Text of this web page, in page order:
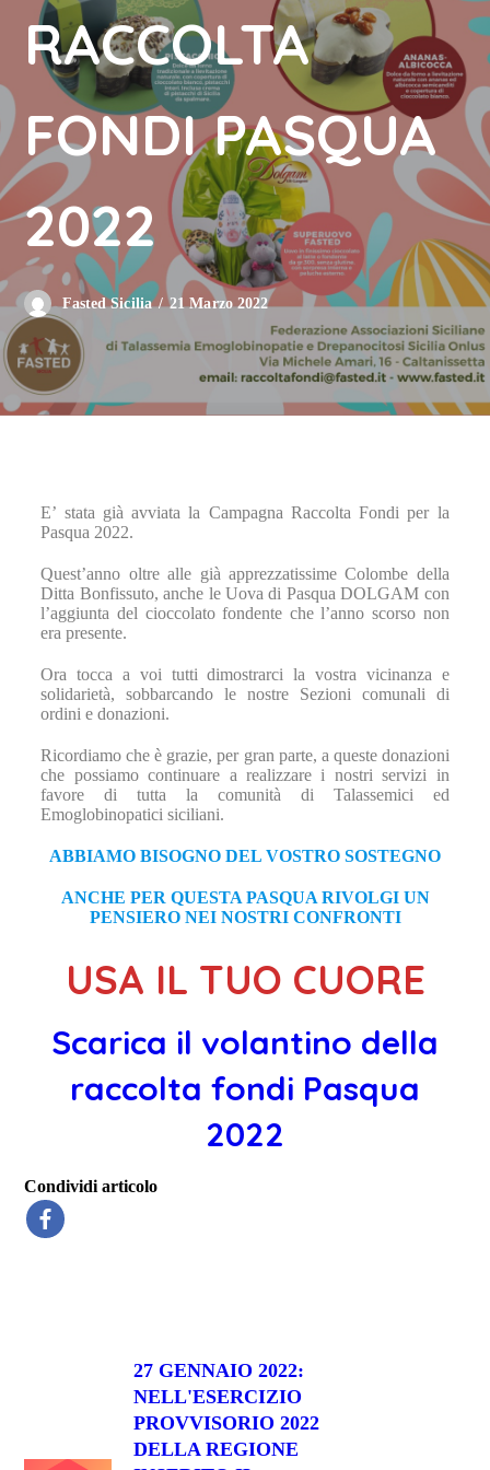
RACCOLTA
FONDI PASQUA
2022
Fasted Sicilia 21 Marzo 2022
E’ stata già avviata la Campagna Raccolta Fondi per la
Pasqua 2022.
Quest’anno oltre alle già apprezzatissime Colombe della
Ditta Bonfissuto, anche le Uova di Pasqua DOLGAM con
l’aggiunta del cioccolato fondente che l’anno scorso non
era presente.
Ora tocca a voi tutti dimostrarci la vostra vicinanza e
solidarietà, sobbarcando le nostre Sezioni comunali di
ordini e donazioni.
Ricordiamo che è grazie, per gran parte, a queste donazioni
che possiamo continuare a realizzare i nostri servizi in
favore di tutta la comunità di Talassemici ed
Emoglobinopatici siciliani.
ABBIAMO BISOGNO DEL VOSTRO SOSTEGNO
ANCHE PER QUESTA PASQUA RIVOLGI UN
PENSIERO NEI NOSTRI CONFRONTI
USA IL TUO CUORE
Scarica il volantino della
raccolta fondi Pasqua
2022
Condividi articolo
27 GENNAIO 2022:
NELL'ESERCIZIO
PROVVISORIO 2022
DELLA REGIONE